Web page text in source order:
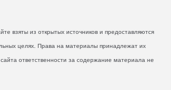
взяты из открытых источников и предоставляются
целях. Права на материалы принадлежат их
ответственности за содержание материала не